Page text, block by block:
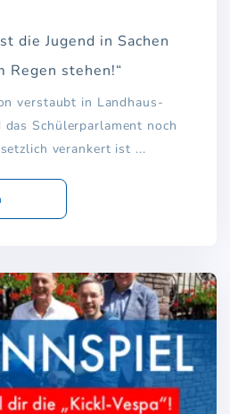
die Jugend in Sachen
Regen stehen!“
verstaubt in Landhaus-
Schülerparlament noch
verankert ist ...